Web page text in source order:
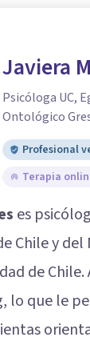
Javiera
Psicóloga UC,
Ontológico
Profesional
Terapia
es
Chile y
de
lo que le